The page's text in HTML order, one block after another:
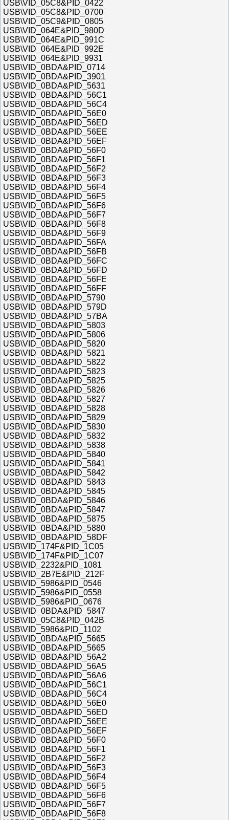
USB\VID_05C8&PID_0422
USB\VID_05C8&PID_0700
USB\VID_05C9&PID_0805
USB\VID_064E&PID_980D
USB\VID_064E&PID_991C
USB\VID_064E&PID_992E
USB\VID_064E&PID_9931
USB\VID_0BDA&PID_0714
USB\VID_0BDA&PID_3901
USB\VID_0BDA&PID_5631
USB\VID_0BDA&PID_56C1
USB\VID_0BDA&PID_56C4
USB\VID_0BDA&PID_56E0
USB\VID_0BDA&PID_56ED
USB\VID_0BDA&PID_56EE
USB\VID_0BDA&PID_56EF
USB\VID_0BDA&PID_56F0
USB\VID_0BDA&PID_56F1
USB\VID_0BDA&PID_56F2
USB\VID_0BDA&PID_56F3
USB\VID_0BDA&PID_56F4
USB\VID_0BDA&PID_56F5
USB\VID_0BDA&PID_56F6
USB\VID_0BDA&PID_56F7
USB\VID_0BDA&PID_56F8
USB\VID_0BDA&PID_56F9
USB\VID_0BDA&PID_56FA
USB\VID_0BDA&PID_56FB
USB\VID_0BDA&PID_56FC
USB\VID_0BDA&PID_56FD
USB\VID_0BDA&PID_56FE
USB\VID_0BDA&PID_56FF
USB\VID_0BDA&PID_5790
USB\VID_0BDA&PID_579D
USB\VID_0BDA&PID_57BA
USB\VID_0BDA&PID_5803
USB\VID_0BDA&PID_5806
USB\VID_0BDA&PID_5820
USB\VID_0BDA&PID_5821
USB\VID_0BDA&PID_5822
USB\VID_0BDA&PID_5823
USB\VID_0BDA&PID_5825
USB\VID_0BDA&PID_5826
USB\VID_0BDA&PID_5827
USB\VID_0BDA&PID_5828
USB\VID_0BDA&PID_5829
USB\VID_0BDA&PID_5830
USB\VID_0BDA&PID_5832
USB\VID_0BDA&PID_5838
USB\VID_0BDA&PID_5840
USB\VID_0BDA&PID_5841
USB\VID_0BDA&PID_5842
USB\VID_0BDA&PID_5843
USB\VID_0BDA&PID_5845
USB\VID_0BDA&PID_5846
USB\VID_0BDA&PID_5847
USB\VID_0BDA&PID_5875
USB\VID_0BDA&PID_5880
USB\VID_0BDA&PID_58DF
USB\VID_174F&PID_1C05
USB\VID_174F&PID_1C07
USB\VID_2232&PID_1081
USB\VID_2B7E&PID_212F
USB\VID_5986&PID_0546
USB\VID_5986&PID_0558
USB\VID_5986&PID_0676
USB\VID_0BDA&PID_5847
USB\VID_05C8&PID_042B
USB\VID_5986&PID_1102
USB\VID_0BDA&PID_5665
USB\VID_0BDA&PID_5665
USB\VID_0BDA&PID_56A2
USB\VID_0BDA&PID_56A5
USB\VID_0BDA&PID_56A6
USB\VID_0BDA&PID_56C1
USB\VID_0BDA&PID_56C4
USB\VID_0BDA&PID_56E0
USB\VID_0BDA&PID_56ED
USB\VID_0BDA&PID_56EE
USB\VID_0BDA&PID_56EF
USB\VID_0BDA&PID_56F0
USB\VID_0BDA&PID_56F1
USB\VID_0BDA&PID_56F2
USB\VID_0BDA&PID_56F3
USB\VID_0BDA&PID_56F4
USB\VID_0BDA&PID_56F5
USB\VID_0BDA&PID_56F6
USB\VID_0BDA&PID_56F7
USB\VID_0BDA&PID_56F8